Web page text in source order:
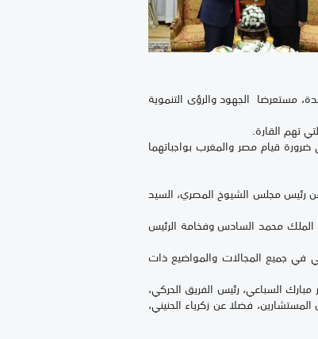
مستعرضا الجهود والرؤى التنموية
تهم القارة.
قيام مصر والمغرب بواجباتهما
مصر العربية من 22 إلى 27 فبراير الجاري، وذلك بدعوة من رئيس مجلس الشيوخ المصري، السيد
الملك محمد السادس وفخامة الرئيس
في جميع المجالات والمواضيع ذات
السباعي، رئيس الفريق الحركي،
فضلا عن زكرياء الحنيني،